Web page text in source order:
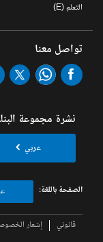
التعلم (E)
تواصل معنا
نشرة مجموعة
عربي
الصفحة باللغة:
قانوني إشعار